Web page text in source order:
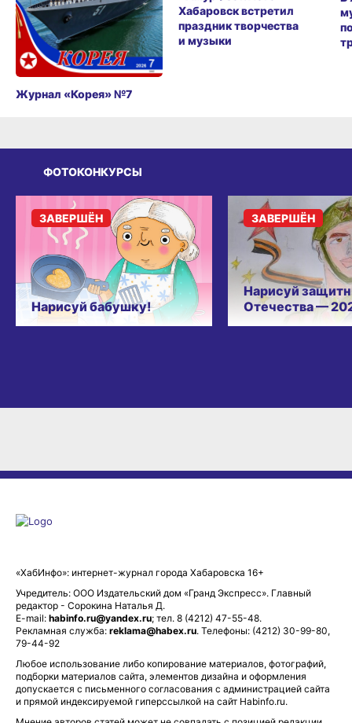
Журнал «Корея» №7
Хабаровск встретил
праздник творчества
и музыки
ФОТОКОНКУРСЫ
Нарисуй бабушку!
ЗАВЕРШЁН
Нарисуй
Отечества —
ЗАВЕРШЁН
«ХабИнфо»: интернет-журнал города Хабаровска 16+
Учредитель: ООО Издательский дом «Гранд Экспресс». Главный
редактор - Сорокина Наталья Д.
E-mail: habinfo.ru@yandex.ru; тел. 8 (4212) 47-55-48.
Рекламная служба: reklama@habex.ru. Телефоны: (4212) 30-99-80,
79-44-92
Любое использование либо копирование материалов, фотографий,
подборки материалов сайта, элементов дизайна и оформления
допускается с письменного согласования с администрацией сайта
и прямой индексируемой гиперссылкой на сайт Habinfo.ru.